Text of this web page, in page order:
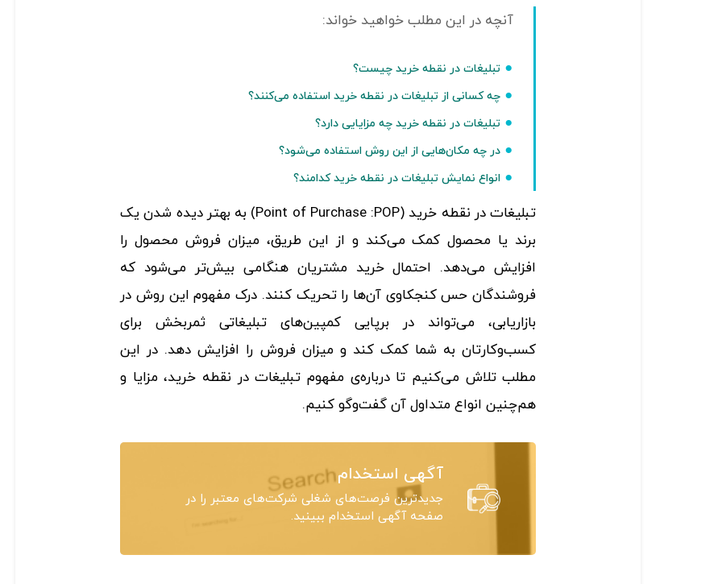
تبلیغات در نقطه خرید چیست؟
چه کسانی از تبلیغات در نقطه خرید استفاده می‌کنند؟
تبلیغات در نقطه خرید چه مزایایی دارد؟
در چه مکان‌هایی از این روش استفاده می‌شود؟
انواع نمایش تبلیغات در نقطه خرید کدامند؟
تبلیغات در نقطه خرید (Point of Purchase :POP) به بهتر دیده شدن یک
برند یا محصول کمک می‌کند و از این طریق، میزان فروش محصول را
افزایش می‌دهد. احتمال خرید مشتریان هنگامی بیش‌تر می‌شود که
فروشندگان حس کنجکاوی آن‌ها را تحریک کنند. درک مفهوم این روش در
بازاریابی، می‌تواند در برپایی کمپین‌های تبلیغاتی ثمربخش برای
کسب‌وکارتان به شما کمک کند و میزان فروش را افزایش دهد. در این
مطلب تلاش می‌کنیم تا درباره‌ی مفهوم تبلیغات در نقطه خرید، مزایا و
هم‌چنین انواع متداول آن گفت‌وگو کنیم.
آگهی استخدام
جدیدترین فرصت‌های شغلی شرکت‌های معتبر را در
صفحه آگهی استخدام ببینید.